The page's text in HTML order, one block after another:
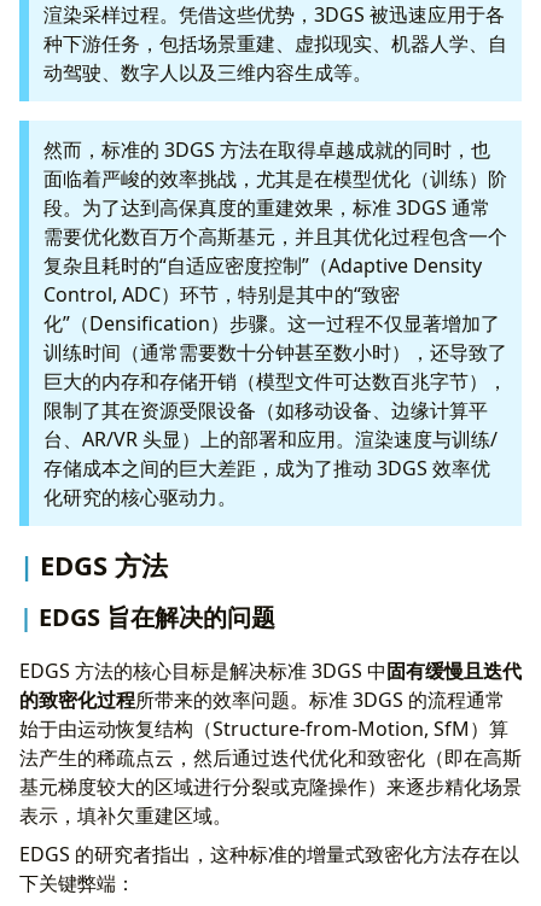
渲染采样过程。凭借这些优势，3DGS 被迅速应用于各
种下游任务，包括场景重建、虚拟现实、机器人学、自
动驾驶、数字人以及三维内容生成等。
然而，标准的 3DGS 方法在取得卓越成就的同时，也
面临着严峻的效率挑战，尤其是在模型优化（训练）阶
段。为了达到高保真度的重建效果，标准 3DGS 通常
需要优化数百万个高斯基元，并且其优化过程包含一个
复杂且耗时的“自适应密度控制”（Adaptive Density
Control, ADC）环节，特别是其中的“致密
化”（Densification）步骤。这一过程不仅显著增加了
训练时间（通常需要数十分钟甚至数小时），还导致了
巨大的内存和存储开销（模型文件可达数百兆字节），
限制了其在资源受限设备（如移动设备、边缘计算平
台、AR/VR 头显）上的部署和应用。渲染速度与训练/
存储成本之间的巨大差距，成为了推动 3DGS 效率优
化研究的核心驱动力。
EDGS 方法
EDGS 旨在解决的问题
EDGS 方法的核心目标是解决标准 3DGS 中固有缓慢且迭代
的致密化过程所带来的效率问题。标准 3DGS 的流程通常
始于由运动恢复结构（Structure-from-Motion, SfM）算
法产生的稀疏点云，然后通过迭代优化和致密化（即在高斯
基元梯度较大的区域进行分裂或克隆操作）来逐步精化场景
表示，填补欠重建区域。
EDGS 的研究者指出，这种标准的增量式致密化方法存在以
下关键弊端：